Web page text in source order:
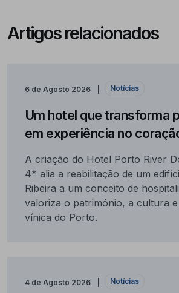
Artigos relacionados
6 de Agosto 2026 Notícias
Um hotel que transforma
em experiência no
A criação do Hotel Porto River
4* alia a reabilitação de um
Ribeira a um conceito de
valoriza o património, a cultura
vínica do Porto.
4 de Agosto 2026 Notícias